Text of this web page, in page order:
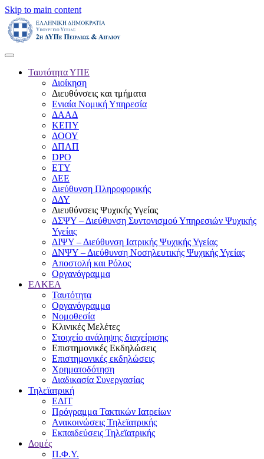
Skip to main content
Ταυτότητα ΥΠΕ
Διοίκηση
Διευθύνσεις και τμήματα
Ενιαία Νομική Υπηρεσία
ΔΑΑΔ
ΚΕΠΥ
ΔΟΟΥ
ΔΠΑΠ
DPO
ΕΤΥ
ΔΕΕ
Διεύθυνση Πληροφορικής
ΔΔΥ
Διευθύνσεις Ψυχικής Υγείας
ΔΣΨΥ – Διεύθυνση Συντονισμού Υπηρεσιών Ψυχικής
Υγείας
ΔΙΨΥ – Διεύθυνση Ιατρικής Ψυχικής Υγείας
ΔΝΨΥ – Διεύθυνση Νοσηλευτικής Ψυχικής Υγείας
Αποστολή και Ρόλος
Οργανόγραμμα
ΕΛΚΕΑ
Ταυτότητα
Οργανόγραμμα
Νομοθεσία
Κλινικές Μελέτες
Στοιχείο ανάληψης διαχείρισης
Επιστημονικές Εκδηλώσεις
Επιστημονικές εκδηλώσεις
Χρηματοδότηση
Διαδικασία Συνεργασίας
Τηλεϊατρική
ΕΔΙΤ
Πρόγραμμα Τακτικών Ιατρείων
Ανακοινώσεις Τηλεϊατρικής
Εκπαιδεύσεις Τηλεϊατρικής
Δομές
Π.Φ.Υ.